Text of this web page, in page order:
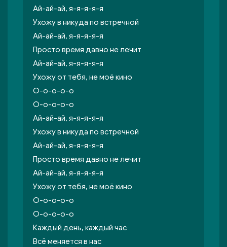
Ай-ай-ай, я-я-я-я-я
Ухожу в никуда по встречной
Ай-ай-ай, я-я-я-я-я
Просто время давно не лечит
Ай-ай-ай, я-я-я-я-я
Ухожу от тебя, не моё кино
О-о-о-о-о
О-о-о-о-о
Ай-ай-ай, я-я-я-я-я
Ухожу в никуда по встречной
Ай-ай-ай, я-я-я-я-я
Просто время давно не лечит
Ай-ай-ай, я-я-я-я-я
Ухожу от тебя, не моё кино
О-о-о-о-о
О-о-о-о-о
Каждый день, каждый час
Всё меняется в нас